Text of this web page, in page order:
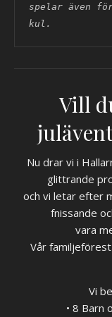
spelar även
kul.
Vill
Nu drar vi i
glittrande
och vi letar efter
fnissande
vara
Vår
Vi
• 8 Barn